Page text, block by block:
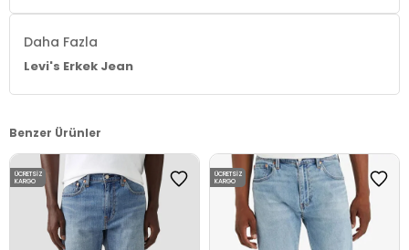
Daha Fazla
Levi's Erkek Jean
Benzer Ürünler
ÜCRETSIZ
KARGO
ÜCRETSIZ
KARGO